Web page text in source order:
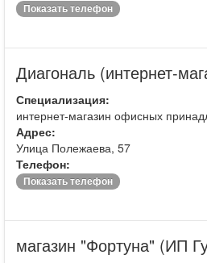
Показать телефон
Диагональ (интернет-
Специализация:
интернет-магазин офисных
Адрес:
Улица Полежаева, 57
Телефон:
Показать телефон
магазин "Фортуна" (ИП